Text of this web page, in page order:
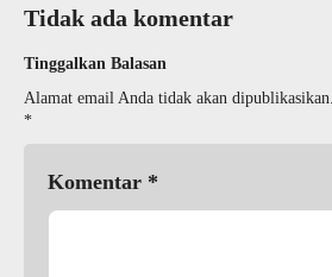
Tidak ada komentar
Tinggalkan Balasan
Alamat email Anda tidak akan dipublikasikan.
*
Komentar *